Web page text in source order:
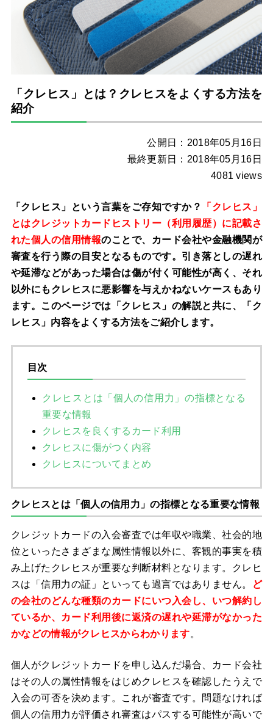
「クレヒス」とは？クレヒスをよくする方法を
紹介
公開日：2018年05月16日
最終更新日：2018年05月16日
4081 views
「クレヒス」という言葉をご存知ですか？
「クレヒス」
とはクレジットカードヒストリー（利用履歴）に記載さ
れた個人の信用情報のことで、カード会社や金融機関が
審査を行う際の目安となるものです。引き落としの遅れ
や延滞などがあった場合は傷が付く可能性が高く、それ
以外にもクレヒスに悪影響を与えかねないケースもあり
ます。このページでは「クレヒス」の解説と共に、「ク
レヒス」内容をよくする方法をご紹介します。
目次
クレヒスとは「個人の信用力」の指標となる
重要な情報
クレヒスを良くするカード利用
クレヒスに傷がつく内容
クレヒスについてまとめ
クレヒスとは「個人の信用力」の指標となる重要な情報
クレジットカードの入会審査では年収や職業、社会的地
位といったさまざまな属性情報以外に、客観的事実を積
み上げたクレヒスが重要な判断材料となります。クレヒ
スは「信用力の証」といっても過言ではありません。
ど
の会社のどんな種類のカードにいつ入会し、いつ解約し
ているか、カード利用後に返済の遅れや延滞がなかった
かなどの情報がクレヒスからわかります。
個人がクレジットカードを申し込んだ場合、カード会社
はその人の属性情報をはじめクレヒスを確認したうえで
入会の可否を決めます。これが審査です。問題なければ
個人の信用力が評価され審査はパスする可能性が高いで